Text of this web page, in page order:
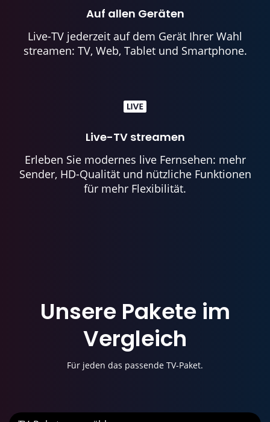
Auf allen Geräten
Live-TV jederzeit auf dem Gerät Ihrer Wahl
streamen: TV, Web, Tablet und Smartphone.
Live-TV streamen
Erleben Sie modernes live Fernsehen: mehr
Sender, HD-Qualität und nützliche Funktionen
für mehr Flexibilität.
Unsere Pakete im
Vergleich
Für jeden das passende TV-Paket.